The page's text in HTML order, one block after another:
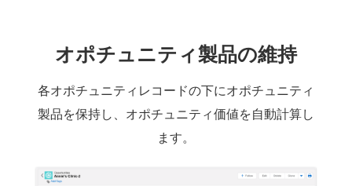
オポチュニティ製品の維持
各オポチュニティレコードの下にオポチュニティ
製品を保持し、オポチュニティ価値を自動計算し
ます。